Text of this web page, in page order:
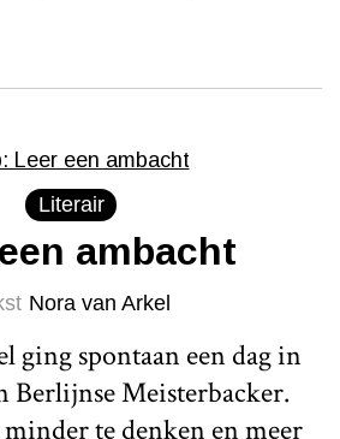
Literair
ambacht
Nora van Arkel
ging spontaan een dag in
Berlijnse Meisterbacker.
minder te denken en meer